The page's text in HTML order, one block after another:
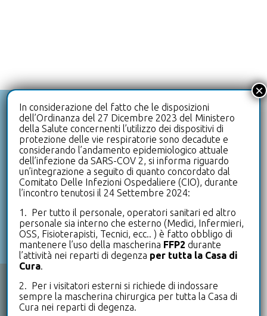
+39 0332 992111
HAI DOMANDE? CHIAMACI
info@clinicaleterrazze.com
HAI BISOGNO DI SUPPORTO? SCRIVICI
+39 0332 992500
UFFICIO PRENOTAZIONI
CHI SIAMO
In considerazione del fatto che le disposizioni
dell’Ordinanza del 27 Dicembre 2023 del Ministero
della Salute concernenti l’utilizzo dei dispositivi di
protezione delle vie respiratorie sono decadute e
considerando l’andamento epidemiologico attuale
dell’infezione da SARS-COV 2, si informa riguardo
un’integrazione a seguito di quanto concordato dal
Comitato Delle Infezioni Ospedaliere (CIO), durante
l’incontro tenutosi il 24 Settembre 2024:
1. Per tutto il personale, operatori sanitari ed altro
personale sia interno che esterno (Medici, Infermieri,
OSS, Fisioterapisti, Tecnici, ecc.. ) è fatto obbligo di
mantenere l’uso della mascherina FFP2 durante
l’attività nei reparti di degenza per tutta la Casa di
Cura.
2. Per i visitatori esterni si richiede di indossare
sempre la mascherina chirurgica per tutta la Casa di
Cura nei reparti di degenza.
×